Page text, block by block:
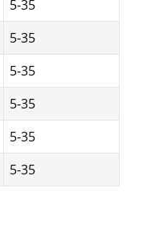
5-35
5-35
5-35
5-35
5-35
5-35